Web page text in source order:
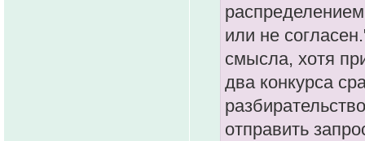
или не
смысла, хотя
два конкурса
отправить